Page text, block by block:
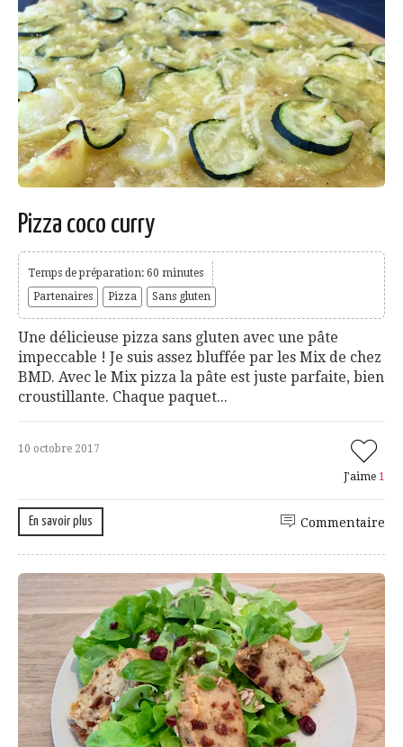
Pizza coco curry
Temps de préparation: 60 minutes
Partenaires
Pizza Sans gluten
Une délicieuse pizza sans gluten avec une pâte
impeccable ! Je suis assez bluffée par les Mix de chez
BMD. Avec le Mix pizza la pâte est juste parfaite, bien
croustillante. Chaque paquet...
10 octobre 2017
J'aime 1
En savoir plus Commentaire